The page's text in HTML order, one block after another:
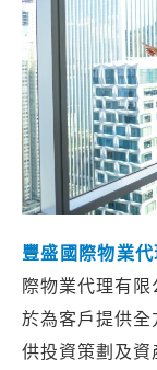
豐盛國際物業代
際物業代理有
於為客戶提供
供投資策劃及